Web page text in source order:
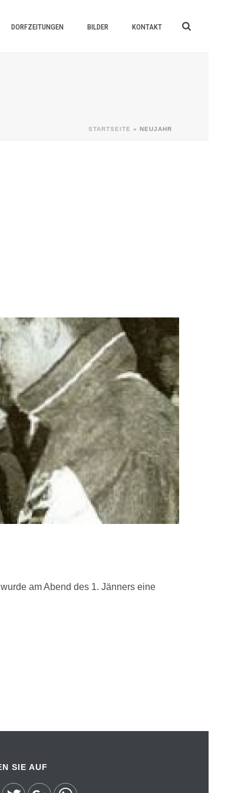
DORFZEITUNGEN BILDER KONTAKT
STARTSEITE » NEUJAHR
am Abend des 1. Jänners eine
SIE AUF